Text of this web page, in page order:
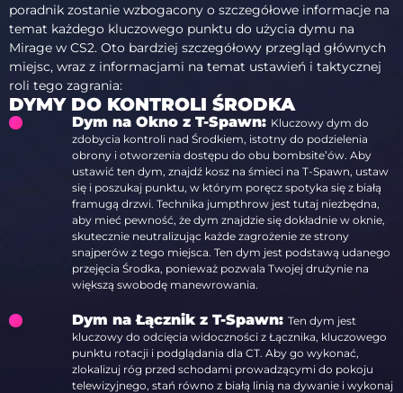
poradnik zostanie wzbogacony o szczegółowe informacje na
temat każdego kluczowego punktu do użycia dymu na
Mirage w CS2. Oto bardziej szczegółowy przegląd głównych
miejsc, wraz z informacjami na temat ustawień i taktycznej
roli tego zagrania:
DYMY DO KONTROLI ŚRODKA
Dym na Okno z T-Spawn: Kluczowy dym do
zdobycia kontroli nad Środkiem, istotny do podzielenia
obrony i otworzenia dostępu do obu bombsite’ów. Aby
ustawić ten dym, znajdź kosz na śmieci na T-Spawn, ustaw
się i poszukaj punktu, w którym poręcz spotyka się z białą
framugą drzwi. Technika jumpthrow jest tutaj niezbędna,
aby mieć pewność, że dym znajdzie się dokładnie w oknie,
skutecznie neutralizując każde zagrożenie ze strony
snajperów z tego miejsca. Ten dym jest podstawą udanego
przejęcia Środka, ponieważ pozwala Twojej drużynie na
większą swobodę manewrowania.
Dym na Łącznik z T-Spawn: Ten dym jest
kluczowy do odcięcia widoczności z Łącznika, kluczowego
punktu rotacji i podglądania dla CT. Aby go wykonać,
zlokalizuj róg przed schodami prowadzącymi do pokoju
telewizyjnego, stań równo z białą linią na dywanie i wykonaj